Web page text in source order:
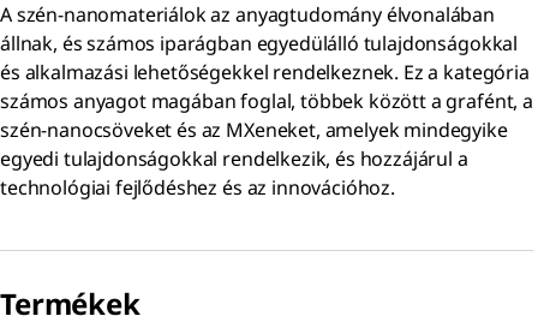
A szén-nanomateriálok az anyagtudomány élvonalában
állnak, és számos iparágban egyedülálló tulajdonságokkal
és alkalmazási lehetőségekkel rendelkeznek. Ez a kategória
számos anyagot magában foglal, többek között a grafént, a
szén-nanocsöveket és az MXeneket, amelyek mindegyike
egyedi tulajdonságokkal rendelkezik, és hozzájárul a
technológiai fejlődéshez és az innovációhoz.
Termékek